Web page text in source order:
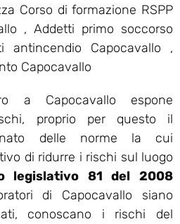
Corso di formazione RSPP
, Addetti primo soccorso
antincendio Capocavallo ,
Capocavallo
a Capocavallo espone
proprio per questo il
delle norme la cui
di ridurre i rischi sul luogo
legislativo 81 del 2008
di Capocavallo siano
conoscano i rischi del